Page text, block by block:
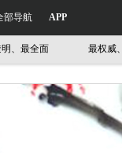
部导航 APP
最全面 最权威、